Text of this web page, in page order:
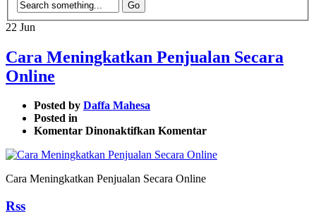
22 Jun
Cara Meningkatkan Penjualan Secara
Online
Posted by Daffa Mahesa
Posted in
Komentar Dinonaktifkan pada
Meningkatkan
Secara
Komentar
Cara Meningkatkan Penjualan Secara Online
Rss